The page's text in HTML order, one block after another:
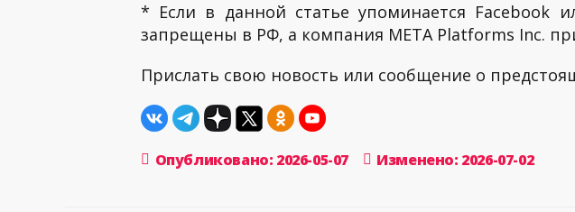
* Если в данной статье упоминается
запрещены в РФ, а компания META Platforms Inc.
Прислать свою новость или сообщение о
Опубликовано: 2026-05-07 Изменено: 2026-07-02